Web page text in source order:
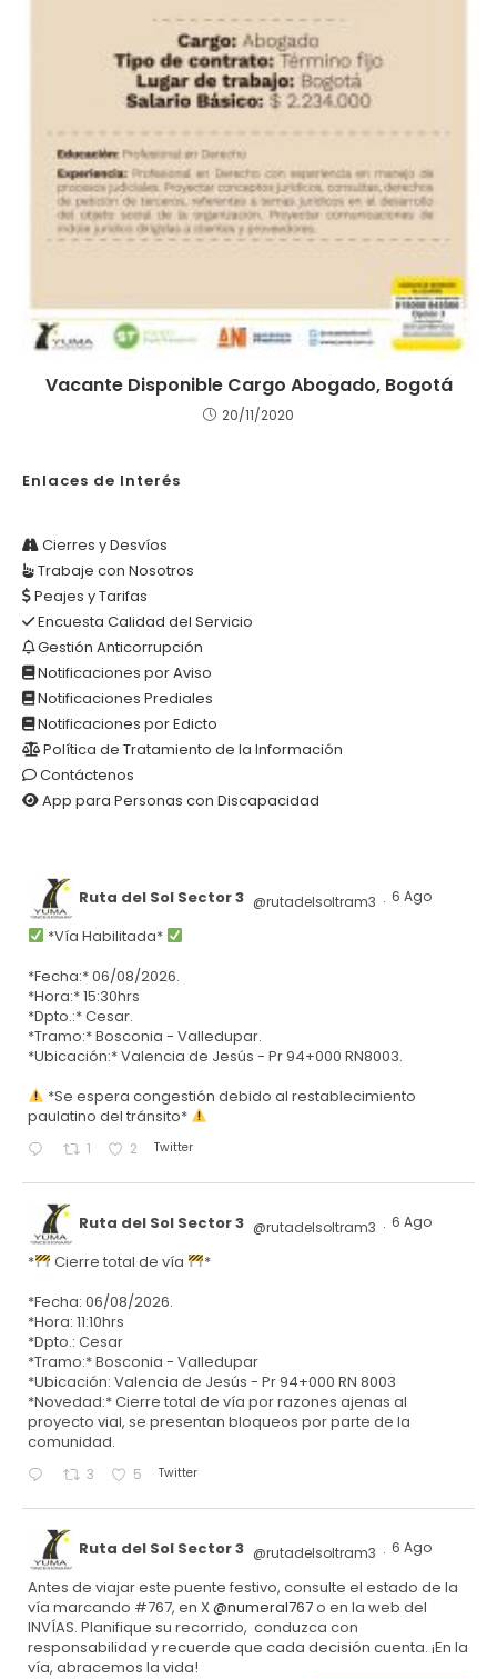
Vacante Disponible Cargo Abogado, Bogotá
20/11/2020
Enlaces de Interés
Cierres y Desvíos
Trabaje con Nosotros
Peajes y Tarifas
Encuesta Calidad del Servicio
Gestión Anticorrupción
Notificaciones por Aviso
Notificaciones Prediales
Notificaciones por Edicto
Política de Tratamiento de la Información
Contáctenos
App para Personas con Discapacidad
Ruta del Sol Sector 3 @rutadelsoltram3 · 6 Ago
*Vía Habilitada*
*Fecha:* 06/08/2026.
*Hora:* 15:30hrs
*Dpto.:* Cesar.
*Tramo:* Bosconia - Valledupar.
*Ubicación:* Valencia de Jesús - Pr 94+000 RN8003.
*Se espera congestión debido al restablecimiento
paulatino del tránsito*
1 2 Twitter
Ruta del Sol Sector 3 @rutadelsoltram3 · 6 Ago
* Cierre total de vía
*
*Fecha: 06/08/2026.
*Hora: 11:10hrs
*Dpto.: Cesar
*Tramo:* Bosconia - Valledupar
*Ubicación: Valencia de Jesús - Pr 94+000 RN 8003
*Novedad:* Cierre total de vía por razones ajenas al
proyecto vial, se presentan bloqueos por parte de la
comunidad.
3 5 Twitter
Ruta del Sol Sector 3 @rutadelsoltram3 · 6 Ago
Antes de viajar este puente festivo, consulte el estado de la
vía marcando #767, en X@numeral767o en la web del
INVÍAS. Planifique su recorrido, conduzca con
responsabilidad y recuerde que cada decisión cuenta. ¡En la
vía, abracemos la vida!